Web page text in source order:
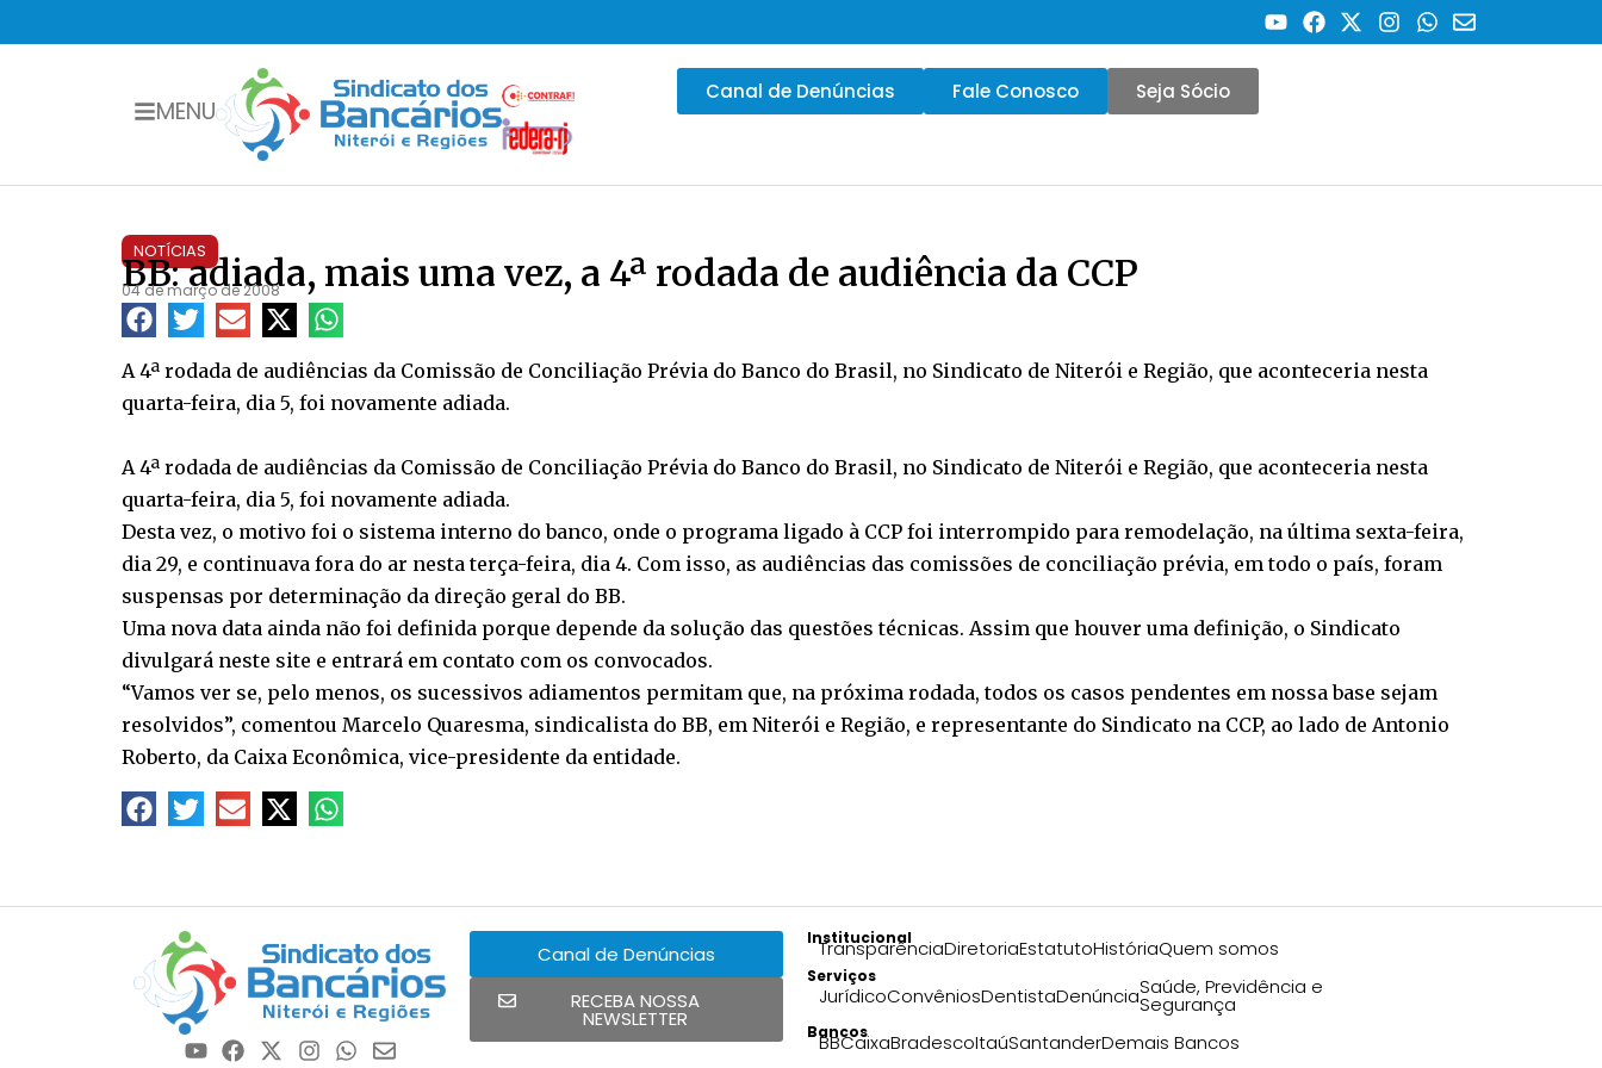
MENU
Canal de Denúncias Fale Conosco Seja Sócio
NOTÍCIAS
BB: adiada, mais uma vez, a 4ª rodada de audiência da CCP
04 de março de 2008
A 4ª rodada de audiências da Comissão de Conciliação Prévia do Banco do Brasil, no Sindicato de Niterói e Região, que aconteceria nesta
quarta-feira, dia 5, foi novamente adiada.
A 4ª rodada de audiências da Comissão de Conciliação Prévia do Banco do Brasil, no Sindicato de Niterói e Região, que aconteceria nesta
quarta-feira, dia 5, foi novamente adiada.
Desta vez, o motivo foi o sistema interno do banco, onde o programa ligado à CCP foi interrompido para remodelação, na última sexta-feira,
dia 29, e continuava fora do ar nesta terça-feira, dia 4. Com isso, as audiências das comissões de conciliação prévia, em todo o país, foram
suspensas por determinação da direção geral do BB.
Uma nova data ainda não foi definida porque depende da solução das questões técnicas. Assim que houver uma definição, o Sindicato
divulgará neste site e entrará em contato com os convocados.
“Vamos ver se, pelo menos, os sucessivos adiamentos permitam que, na próxima rodada, todos os casos pendentes em nossa base sejam
resolvidos”, comentou Marcelo Quaresma, sindicalista do BB, em Niterói e Região, e representante do Sindicato na CCP, ao lado de Antonio
Roberto, da Caixa Econômica, vice-presidente da entidade.
Canal de Denúncias
RECEBA NOSSA
NEWSLETTER
Institucional
TransparênciaDiretoriaEstatutoHistóriaQuem somos
Serviços
JurídicoConvêniosDentistaDenúnciaSaúde, Previdência e
Segurança
Bancos
BBCaixaBradescoItaúSantanderDemais Bancos